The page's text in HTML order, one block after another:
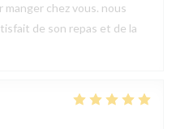
manger chez vous. nous
de son repas et de la